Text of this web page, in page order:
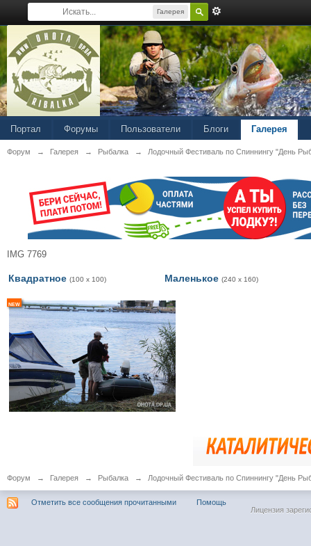
Галерея
Портал Форумы Пользователи Блоги Галерея
Форум → Галерея → Рыбалка → Лодочный Фестиваль по Спиннингу "День
IMG 7769
Квадратное (100 x 100) Маленькое (240 x 160)
new
Форум → Галерея → Рыбалка → Лодочный Фестиваль по Спиннингу "День
Отметить все сообщения прочитанными
Помощь
Лицензия